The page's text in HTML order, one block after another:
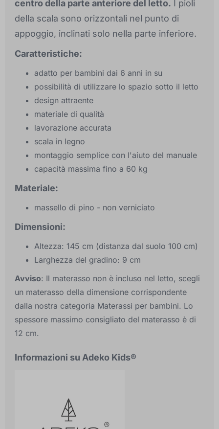
centro della parte anteriore del letto. I pioli
della scala sono orizzontali nel punto di
appoggio, inclinati solo nella parte inferiore.
Caratteristiche:
adatto per bambini dai 6 anni in su
possibilità di utilizzare lo spazio sotto il letto
design attraente
materiale di qualità
lavorazione accurata
scala in legno
montaggio semplice con l'aiuto del manuale
capacità massima fino a 60 kg
Materiale:
massello di pino - non verniciato
Dimensioni:
Altezza: 145 cm (distanza dal suolo 100 cm)
Larghezza del gradino: 9 cm
Avviso: Il materasso non è incluso nel letto, scegli
un materasso della dimensione corrispondente
dalla nostra categoria Materassi per bambini. Lo
spessore massimo consigliato del materasso è di
12 cm.
Informazioni su Adeko Kids®